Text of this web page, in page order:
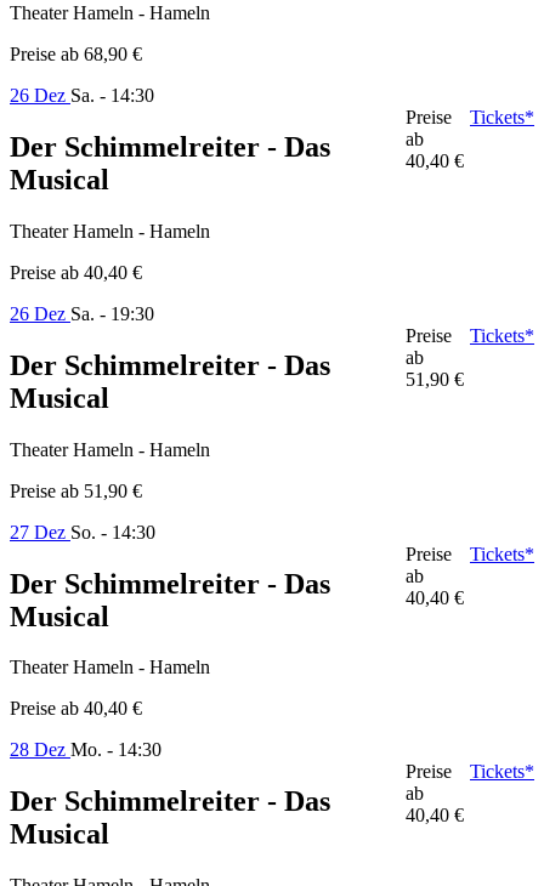
Theater Hameln - Hameln
Preise ab 68,90 €
26 Dez Sa. - 14:30
Der Schimmelreiter - Das
Musical
Theater Hameln - Hameln
Preise ab 40,40 €
Preise
ab
40,40 €
Tickets*
26 Dez Sa. - 19:30
Der Schimmelreiter - Das
Musical
Theater Hameln - Hameln
Preise ab 51,90 €
Preise
ab
51,90 €
Tickets*
27 Dez So. - 14:30
Der Schimmelreiter - Das
Musical
Theater Hameln - Hameln
Preise ab 40,40 €
Preise
ab
40,40 €
Tickets*
28 Dez Mo. - 14:30
Der Schimmelreiter - Das
Musical
Preise
ab
40,40 €
Tickets*